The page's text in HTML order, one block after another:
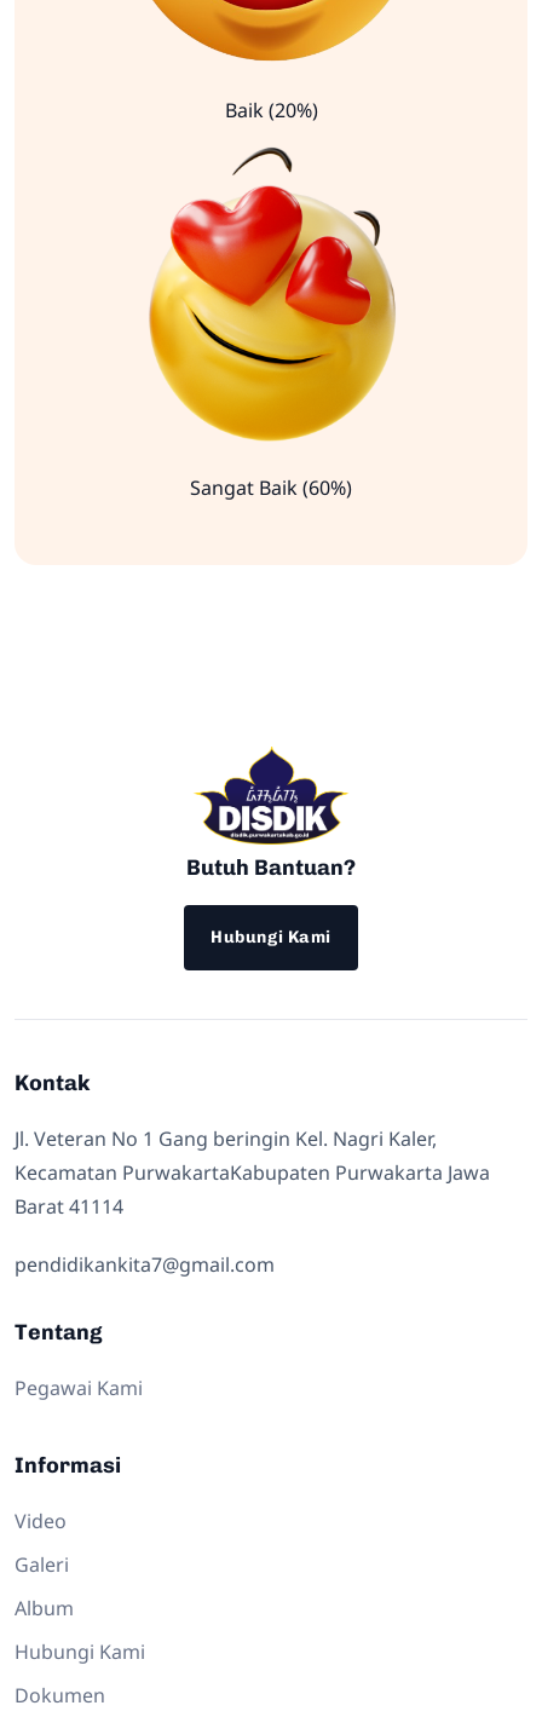
Baik (20%)
Sangat Baik (60%)
Butuh Bantuan?
Hubungi Kami
Kontak
Jl. Veteran No 1 Gang beringin Kel. Nagri Kaler,
Kecamatan PurwakartaKabupaten Purwakarta Jawa
Barat 41114
pendidikankita7@gmail.com
Tentang
Pegawai Kami
Informasi
Video
Galeri
Album
Hubungi Kami
Dokumen